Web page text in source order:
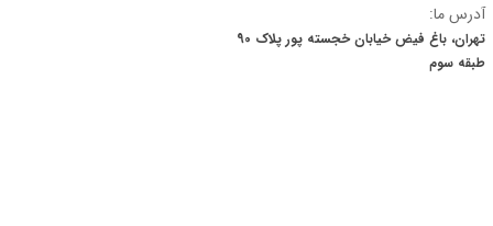
آدرس ما:
تهران، باغ فیض خیابان خجسته پور پلاک 90
​​​​​​​طبقه سوم